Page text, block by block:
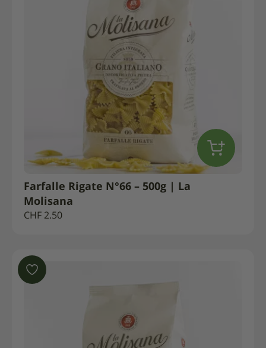
Farfalle Rigate N°66 – 500g | La
Molisana
CHF 2.50